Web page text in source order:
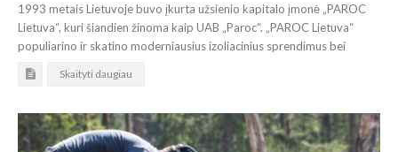
1993 metais Lietuvoje buvo įkurta užsienio kapitalo įmonė „PAROC
Lietuva“, kuri šiandien žinoma kaip UAB „Paroc“. „PAROC Lietuva“
populiarino ir skatino moderniausius izoliacinius sprendimus bei
Skaityti daugiau